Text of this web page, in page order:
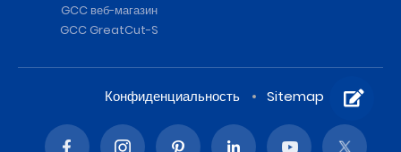
GCC веб-магазин
GCC GreatCut-S
Конфиденциальность Sitemap